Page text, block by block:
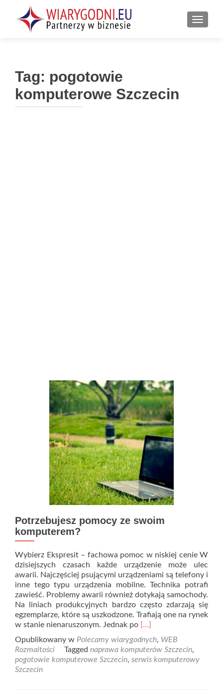
Tag: pogotowie
komputerowe Szczecin
Potrzebujesz pomocy ze swoim
komputerem?
Wybierz Ekspresit – fachowa pomoc w niskiej cenie W
dzisiejszych czasach każde urządzenie może ulec
awarii. Najczęściej psującymi urządzeniami są telefony i
inne tego typu urządzenia mobilne. Technika potrafi
zawieść. Problemy awarii również dotykają samochody.
Na liniach produkcyjnych bardzo często zdarzają się
egzemplarze, które są uszkodzone. Trafiają one na rynek
w stanie nienaruszonym. Jednak po Read
about
Potrzebujesz
pomocy
[…]
Opublikowany w Polecamy wiarygodnych, WEB
Rozmaitości
Tagged naprawa komputerów Szczecin,
pogotowie komputerowe Szczecin, serwis komputerowy
Szczecin